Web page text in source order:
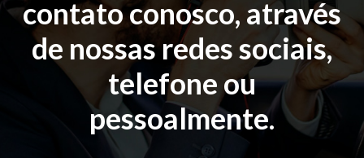
contato conosco, através
de nossas redes sociais,
telefone ou
pessoalmente.